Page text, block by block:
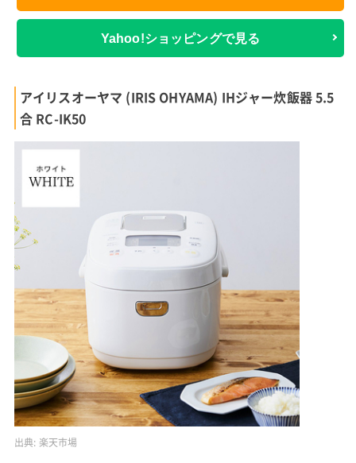
Yahoo!ショッピングで見る
アイリスオーヤマ (IRIS OHYAMA) IHジャー炊飯器 5.5
合 RC-IK50
出典: 楽天市場